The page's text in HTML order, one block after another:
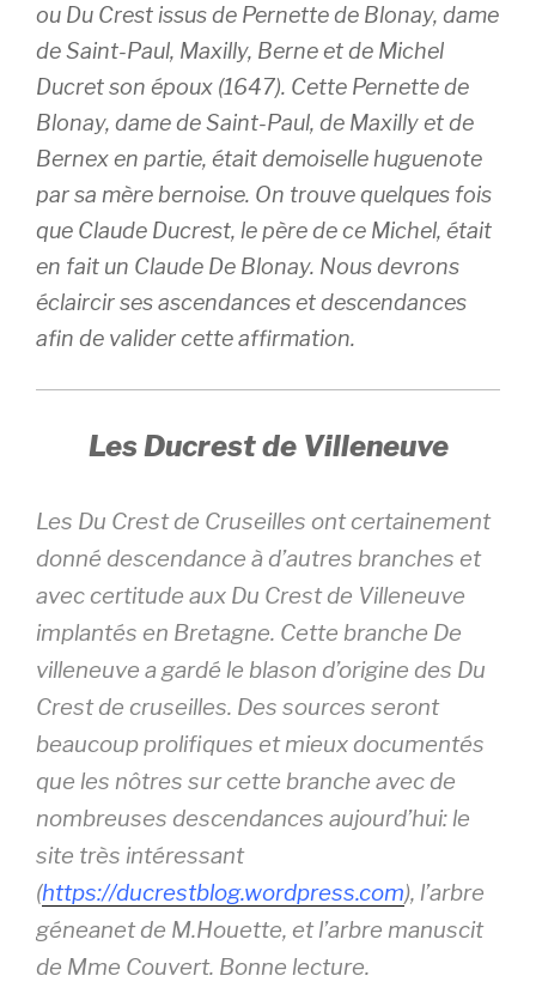
ou Du Crest issus de Pernette de Blonay, dame
de Saint-Paul, Maxilly, Berne et de Michel
Ducret son époux (1647). Cette Pernette de
Blonay, dame de Saint-Paul, de Maxilly et de
Bernex en partie, était demoiselle huguenote
par sa mère bernoise. On trouve quelques fois
que Claude Ducrest, le père de ce Michel, était
en fait un Claude De Blonay. Nous devrons
éclaircir ses ascendances et descendances
afin de valider cette affirmation.
Les Ducrest de Villeneuve
Les Du Crest de Cruseilles ont certainement
donné descendance à d’autres branches et
avec certitude aux Du Crest de Villeneuve
implantés en Bretagne. Cette branche De
villeneuve a gardé le blason d’origine des Du
Crest de cruseilles. Des sources seront
beaucoup prolifiques et mieux documentés
que les nôtres sur cette branche avec de
nombreuses descendances aujourd’hui: le
site très intéressant
(https://ducrestblog.wordpress.com), l’arbre
géneanet de M.Houette, et l’arbre manuscit
de Mme Couvert. Bonne lecture.